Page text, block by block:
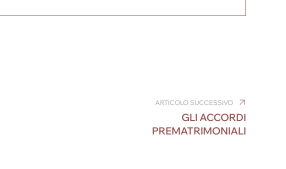
ARTICOLO SUCCESSIVO
GLI ACCORDI
PREMATRIMONIALI